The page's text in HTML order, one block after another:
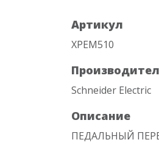
Артикул
XPEM510
Schneider Electric
Описание
ПЕДАЛЬНЫЙ